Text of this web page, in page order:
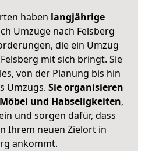
haben langjährige
Umzüge nach Felsberg
die ein Umzug
mit sich bringt. Sie
von der Planung bis hin
Umzugs. Sie organisieren
und Habseligkeiten,
und sorgen dafür, dass
Ihrem neuen Zielort in
ankommt.